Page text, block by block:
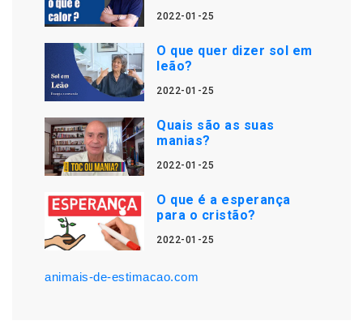
2022-01-25
O que quer dizer sol em
leão?
2022-01-25
Quais são as suas
manias?
2022-01-25
O que é a esperança
para o cristão?
2022-01-25
animais-de-estimacao.com